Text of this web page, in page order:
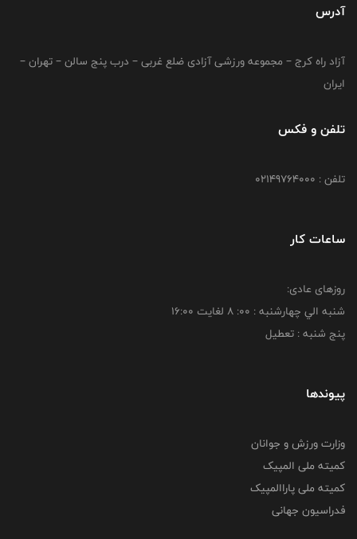
آدرس
آزاد راه کرج – مجموعه ورزشی آزادی ضلع غربی – درب پنج سالن – تهران –
ایران
تلفن و فکس
تلفن : 02149764000
ساعات کار
روزهای عادی:
شنبه الي چهارشنبه : 00: 8 لغايت 16:00
پنج شنبه : تعطیل
پیوندها
وزارت ورزش و جوانان
کمیته ملی المپیک
کمیته ملی پاراالمپیک
فدراسیون جهانی